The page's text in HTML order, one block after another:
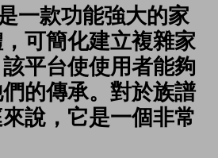
一款功能強大的家
可簡化建立複雜家
平台使使用者能夠
的傳承。對於族譜
說，它是一個非常